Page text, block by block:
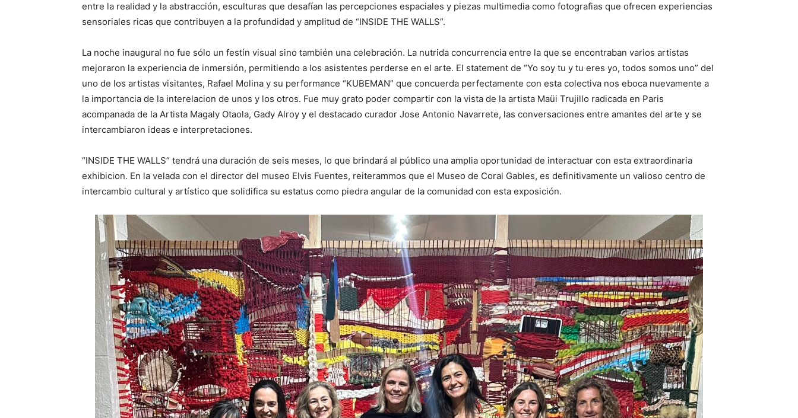
entre la realidad y la abstracción, esculturas que desafían las percepciones espaciales y piezas multimedia como fotografias que ofrecen experiencias
sensoriales ricas que contribuyen a la profundidad y amplitud de “INSIDE THE WALLS”.
La noche inaugural no fue sólo un festín visual sino también una celebración. La nutrida concurrencia entre la que se encontraban varios artistas
mejoraron la experiencia de inmersión, permitiendo a los asistentes perderse en el arte. El statement de “Yo soy tu y tu eres yo, todos somos uno” del
uno de los artistas visitantes, Rafael Molina y su performance “KUBEMAN” que concuerda perfectamente con esta colectiva nos eboca nuevamente a
la importancia de la interelacion de unos y los otros. Fue muy grato poder compartir con la vista de la artista Maüi Trujillo radicada en Paris
acompanada de la Artista Magaly Otaola, Gady Alroy y el destacado curador Jose Antonio Navarrete, las conversaciones entre amantes del arte y se
intercambiaron ideas e interpretaciones.
“INSIDE THE WALLS” tendrá una duración de seis meses, lo que brindará al público una amplia oportunidad de interactuar con esta extraordinaria
exhibicion. En la velada con el director del museo Elvis Fuentes, reiterammos que el Museo de Coral Gables, es definitivamente un valioso centro de
intercambio cultural y artístico que solidifica su estatus como piedra angular de la comunidad con esta exposición.